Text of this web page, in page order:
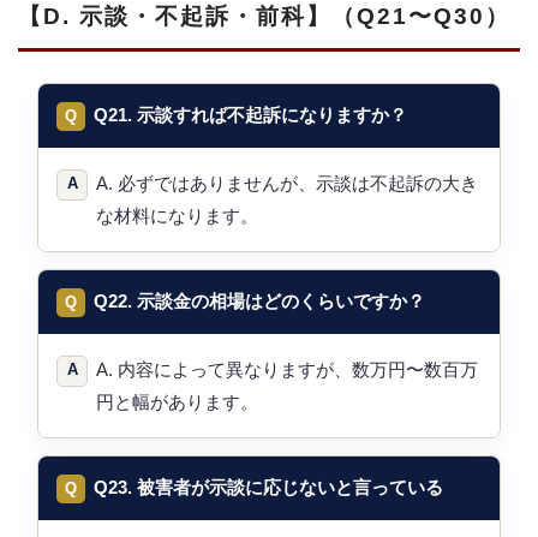
【D. 示談・不起訴・前科】（Q21〜Q30）
Q21. 示談すれば不起訴になりますか？
A. 必ずではありませんが、示談は不起訴の大き
な材料になります。
Q22. 示談金の相場はどのくらいですか？
A. 内容によって異なりますが、数万円〜数百万
円と幅があります。
Q23. 被害者が示談に応じないと言っている